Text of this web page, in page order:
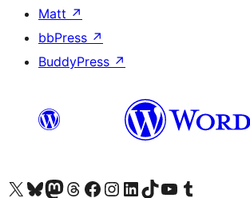
Matt ↗
bbPress ↗
BuddyPress ↗
Visita nuestra cuenta de X (anteriormente Twitter)
Visita nuestra cuenta de Bluesky
Visita nuestra cuenta de Mastodon
Visita nuestra cuenta de Threads
Visita nuestra página de Facebook
Visita nuestra cuenta de Instagram
Visita nuestra cuenta de LinkedIn
Visita nuestra cuenta de TikTok
Visita nuestro canal de YouTube
Visita nuestra cuenta de Tumblr